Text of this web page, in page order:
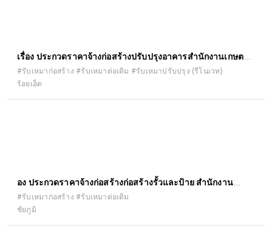
เรื่อง ประกวดราคาจ้างก่อสร้างปรับปรุงอาคารสำนักงานเกษตร
อำเภอจตุรพักตรพิมาน ตำบลหัวช้าง อำเภอจตุรพักตรพิมาน
จังหวัดร้อยเอ็ด ด้วยวิธีประกวดราคาอิเล็กทรอนิกส์ (e-bidding)
#รับเหมาก่อสร้าง #รับเหมาต่อเติม #รับเหมาปรับปรุง (รีโนเวท)
ร้อยเอ็ด
ื่อง ประกวดราคาจ้างก่อสร้างก่อสร้างรั้วและป้าย สำนักงาน
เกษตรอำเภอคอนสาร ตำบลคอนสาร อำเภอคอนสาร จังหวัด
ชัยภูมิ ๑ แห่ง ด้วยวิธีประกวดราคาอิเล็กทรอนิกส์ (e-bidding)
#รับเหมาก่อสร้าง #รับเหมาต่อเติม
ชัยภูมิ